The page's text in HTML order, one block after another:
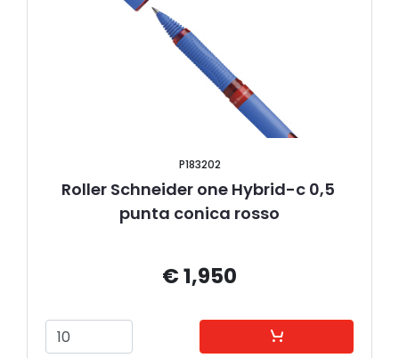
P183202
Roller Schneider one Hybrid-c 0,5
punta conica rosso
€ 1,950